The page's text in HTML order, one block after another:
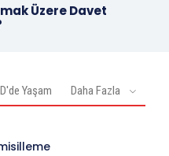
Üzere Davet
Yaşam Daha Fazla